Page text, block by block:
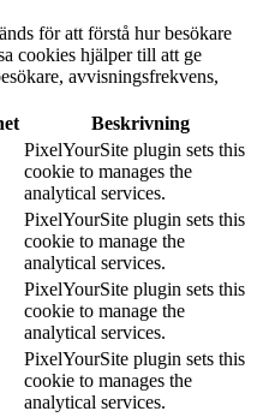
för att förstå hur besökare
cookies hjälper till att ge
avvisningsfrekvens,
Beskrivning
PixelYourSite plugin sets this
cookie to manages the
analytical services.
PixelYourSite plugin sets this
cookie to manage the
analytical services.
PixelYourSite plugin sets this
cookie to manage the
analytical services.
PixelYourSite plugin sets this
cookie to manages the
analytical services.